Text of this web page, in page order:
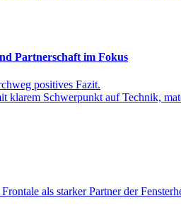
Partnerschaft im Fokus
positives Fazit.
klarem Schwerpunkt auf Technik,
als starker Partner der